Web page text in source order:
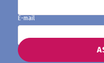
E-mail